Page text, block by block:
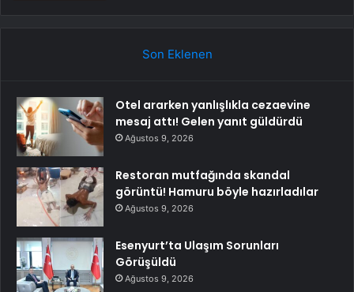
Son Eklenen
Otel ararken yanlışlıkla cezaevine
mesaj attı! Gelen yanıt güldürdü
Ağustos 9, 2026
Restoran mutfağında skandal
görüntü! Hamuru böyle hazırladılar
Ağustos 9, 2026
Esenyurt’ta Ulaşım Sorunları
Görüşüldü
Ağustos 9, 2026